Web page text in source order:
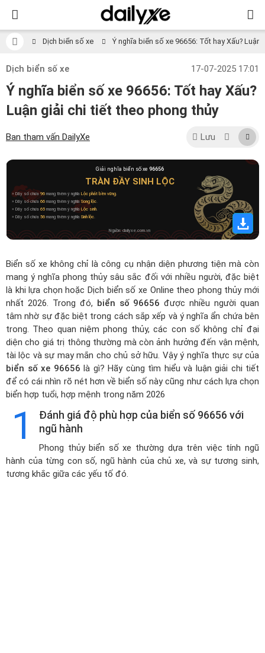
Dịch biển số xe Ý nghĩa biển số xe 96656: Tốt hay Xấu?
Dịch biển số xe 17-07-2025 17:01
Ý nghĩa biển số xe 96656: Tốt hay Xấu?
Luận giải chi tiết theo phong thủy
Ban tham vấn DailyXe Lưu
Giải nghĩa biển số xe 96656
TRÀN ĐẦY SINH LỘC
» Dãy số chứa96 mang thêm ý nghĩa Lộc phát bền vững.
» Dãy số chứa 66 mang thêm ý nghĩaSong lộc.
» Dãy số chứa 65 mang thêm ý nghĩaLộc sinh.
» Dãy số chứa 56 mang thêm ý nghĩa Sinh lộc.
Nguồn: dailyxe.com.vn
Biển số xe không chỉ là công cụ nhận diện phương tiện mà còn
mang ý nghĩa phong thủy sâu sắc đối với nhiều người, đặc biệt
là khi lựa chọn hoặcDịch biển số xe Online theo phong thủy mới
nhất 2026. Trong đó, biển số 96656 được nhiều người quan
tâm nhờ sự đặc biệt trong cách sắp xếp và ý nghĩa ẩn chứa bên
trong. Theo quan niệm phong thủy, các con số không chỉ đại
diện cho giá trị thông thường mà còn ảnh hưởng đến vận mệnh,
tài lộc và sự may mắn cho chủ sở hữu. Vậy ý nghĩa thực sự của
biển số xe 96656 là gì? Hãy cùng tìm hiểu và luận giải chi tiết
để có cái nhìn rõ nét hơn về biển số này cũng như cách lựa chọn
biển hợp tuổi, hợp mệnh trong năm 2026
1
Đánh giá độ phù hợp của biển số 96656 với
ngũ hành
Phong thủy biển số xe thường dựa trên việc tính ngũ
hành của từng con số, ngũ hành của chủ xe, và sự tương sinh,
tương khắc giữa các yếu tố đó.